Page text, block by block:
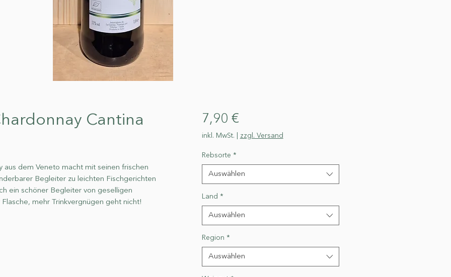
Cantina
aus dem Veneto macht mit seinen frischen
Begleiter zu leichten Fischgerichten
ein schöner Begleiter von geselligen
mehr Trinkvergnügen geht nicht!
7,90 €Preis
inkl. MwSt. zzgl. Versand
Rebsorte *
Auswählen
Land *
Auswählen
Region *
Auswählen